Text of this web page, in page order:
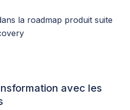
la roadmap produit suite
avec les